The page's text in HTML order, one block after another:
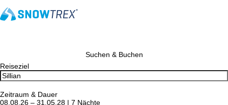
Suchen & Buchen
Reiseziel
Zeitraum & Dauer
08.08.26 – 31.05.28 | 7 Nächte